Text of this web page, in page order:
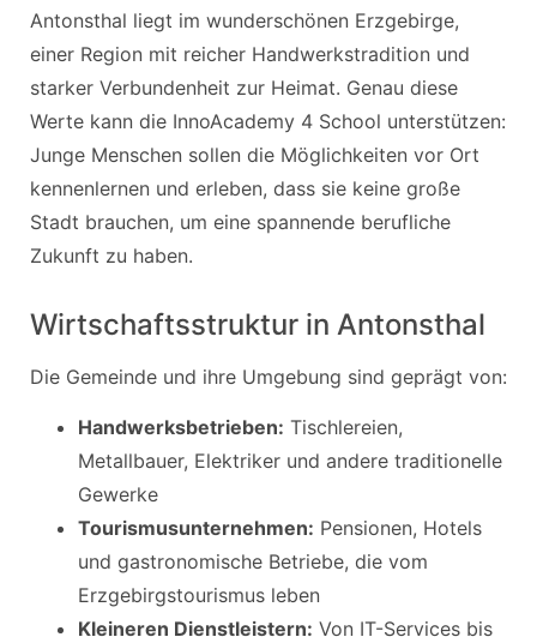
Antonsthal liegt im wunderschönen Erzgebirge,
einer Region mit reicher Handwerkstradition und
starker Verbundenheit zur Heimat. Genau diese
Werte kann die InnoAcademy 4 School unterstützen:
Junge Menschen sollen die Möglichkeiten vor Ort
kennenlernen und erleben, dass sie keine große
Stadt brauchen, um eine spannende berufliche
Zukunft zu haben.
Wirtschaftsstruktur in Antonsthal
Die Gemeinde und ihre Umgebung sind geprägt von:
Handwerksbetrieben: Tischlereien,
Metallbauer, Elektriker und andere traditionelle
Gewerke
Tourismusunternehmen: Pensionen, Hotels
und gastronomische Betriebe, die vom
Erzgebirgstourismus leben
Kleineren Dienstleistern: Von IT-Services bis